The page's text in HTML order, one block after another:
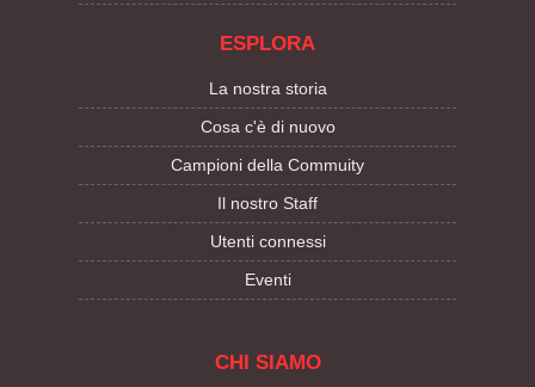
ESPLORA
La nostra storia
Cosa c'è di nuovo
Campioni della Commuity
Il nostro Staff
Utenti connessi
Eventi
CHI SIAMO